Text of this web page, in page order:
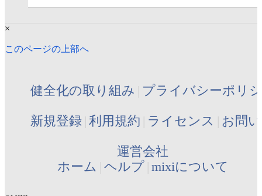
×
このページの上部へ
健全化の取り組み プライバシーポリ
新規登録 利用規約 ライセンス お問
運営会社
ホーム ヘルプ mixiについて